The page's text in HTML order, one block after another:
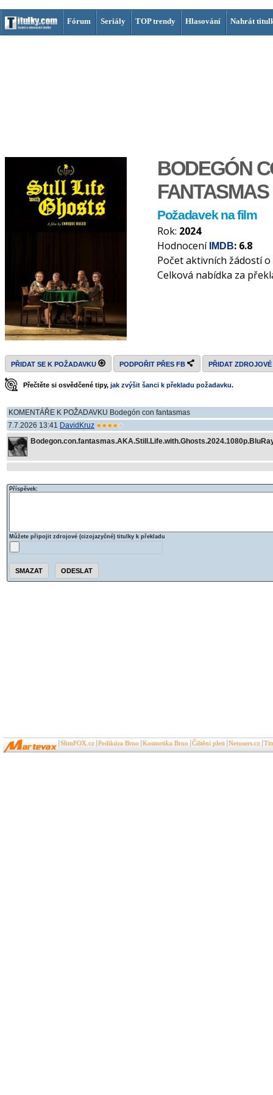
Fórum Seriály TOP trendy Hlasování Nahrát
BODEGÓN
FANTASMAS
Požadavek na film
Rok: 2024
Hodnocení IMDB: 6.8
Počet aktivních žádostí
Celková nabídka za
PŘIDAT SE K POŽADAVKU PODPOŘIT PŘES FB PŘIDAT
Přečtěte si osvědčené tipy, jak zvýšit šanci k překladu požadavku.
KOMENTÁŘE K POŽADAVKU Bodegón con fantasmas
7.7.2026 13:41 DavidKruz
Příspěvek:
Můžete připojit zdrojové (cizojazyčné) titulky k překladu
SlimFOX.cz Pedikúra Brno Kosmetika Brno Čištění pleti Netusers.cz